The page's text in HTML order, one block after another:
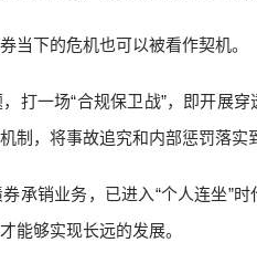
当下的危机也可以被看作契机。
打一场“合规保卫战”，即开展
制，将事故追究和内部惩罚落实
承销业务，已进入“个人连坐”
能够实现长远的发展。